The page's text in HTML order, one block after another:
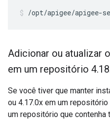
/opt/apigee/apigee-
Adicionar ou atualizar
em um repositório 4.18
Se você tiver que manter
ou 4.17.0x em um
um repositório que